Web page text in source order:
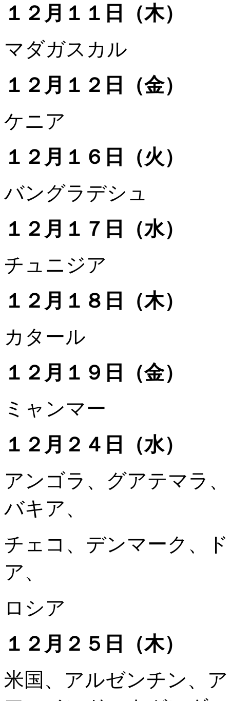
１２月１１日（木）
マダガスカル
１２月１２日（金）
ケニア
１２月１６日（火）
バングラデシュ
１２月１７日（水）
チュニジア
１２月１８日（木）
カタール
１２月１９日（金）
ミャンマー
１２月２４日（水）
アンゴラ、グアテマラ
バキア、
チェコ、デンマーク、
ア、
ロシア
１２月２５日（木）
米国、アルゼンチン、